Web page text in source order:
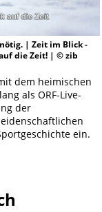
| Zeit im Blick -
die Zeit! | © zib
dem heimischen
als ORF-Live-
der
ein.